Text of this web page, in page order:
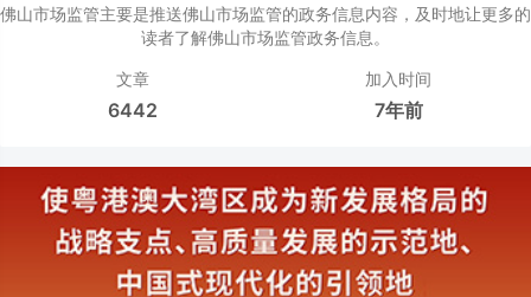
佛山市场监管主要是推送佛山市场监管的政务信息内容，及时地让更多的
读者了解佛山市场监管政务信息。
文章
6442
加入时间
7年前